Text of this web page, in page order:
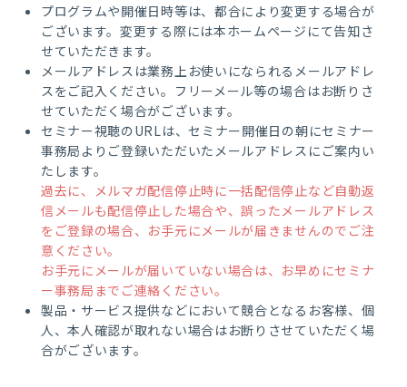
プログラムや開催日時等は、都合により変更する場合が
ございます。変更する際には本ホームページにて告知さ
せていただきます。
メールアドレスは業務上お使いになられるメールアドレ
スをご記入ください。フリーメール等の場合はお断りさ
せていただく場合がございます。
セミナー視聴のURLは、セミナー開催日の朝にセミナー
事務局よりご登録いただいたメールアドレスにご案内い
たします。
過去に、メルマガ配信停止時に一括配信停止など自動返
信メールも配信停止した場合や、誤ったメールアドレス
をご登録の場合、お手元にメールが届きませんのでご注
意ください。
お手元にメールが届いていない場合は、お早めにセミナ
ー事務局までご連絡ください。
製品・サービス提供などにおいて競合となるお客様、個
人、本人確認が取れない場合はお断りさせていただく場
合がございます。